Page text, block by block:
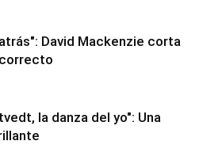
David Mackenzie corta
la danza del yo": Una